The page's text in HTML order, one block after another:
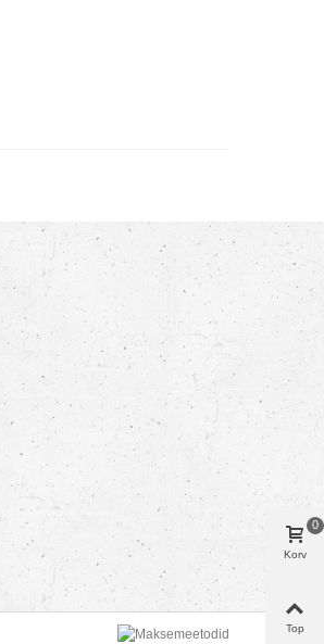
Korv
0
Top